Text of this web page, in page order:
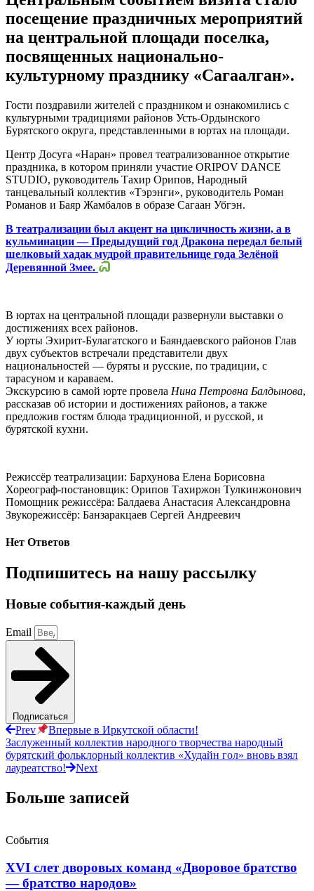
посещение праздничных мероприятий
на центральной площади поселка,
посвященных национально-
культурному празднику «Сагаалган».
Гости поздравили жителей с праздником и ознакомились с
культурными традициями районов Усть-Ордынского
Бурятского округа, представленными в юртах на площади.
Центр Досуга «Наран» провел театрализованное открытие
праздника, в котором приняли участие ORIPOV DANCE
STUDIO, руководитель Тахир Орипов, Народный
танцевальный коллектив «Тэрэнги», руководитель Роман
Романов и Баяр Жамбалов в образе Сагаан Убгэн.
В театрализации был акцент на цикличность жизни, а в
кульминации — Предыдущий год Дракона передал белый
шелковый хадак мудрой правительнице года Зелёной
Деревянной Змее.
В юртах на центральной площади развернули выставки о
достижениях всех районов.
У юрты Эхирит-Булагатского и Баяндаевского районов Глав
двух субъектов встречали представители двух
национальностей — буряты и русские, по традиции, с
тарасуном и караваем.
Экскурсию в самой юрте провела Нина Петровна Балдынова,
рассказав об истории и достижениях районов, а также
предложив гостям блюда традиционной, и русской, и
бурятской кухни.
Режиссёр театрализации: Бархунова Елена Борисовна
Хореограф-постановщик: Орипов Тахиржон Тулкинжонович
Помощник режиссёра: Балдаева Анастасия Александровна
Звукорежиссёр: Банзаракцаев Сергей Андреевич
Нет Ответов
Подпишитесь на нашу рассылку
Новые события-каждый день
Email
Подписаться
Prev
Впервые в Иркутской области!
Заслуженный коллектив народного творчества народный
бурятский фольклорный коллектив «Худайн гол» вновь взял
лауреатство!
Next
Больше записей
События
XVI слет дворовых команд «Дворовое братство
— братство народов»